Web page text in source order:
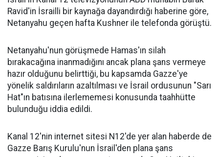
Ravid'in İsrailli bir kaynağa dayandırdığı haberine göre,
Netanyahu geçen hafta Kushner ile telefonda görüştü.
Netanyahu'nun görüşmede Hamas'ın silah
bırakacağına inanmadığını ancak plana şans vermeye
hazır olduğunu belirttiği, bu kapsamda Gazze'ye
yönelik saldırıların azaltılması ve İsrail ordusunun "Sarı
Hat"ın batısına ilerlememesi konusunda taahhütte
bulunduğu iddia edildi.
Kanal 12'nin internet sitesi N12'de yer alan haberde de
Gazze Barış Kurulu'nun İsrail'den plana şans